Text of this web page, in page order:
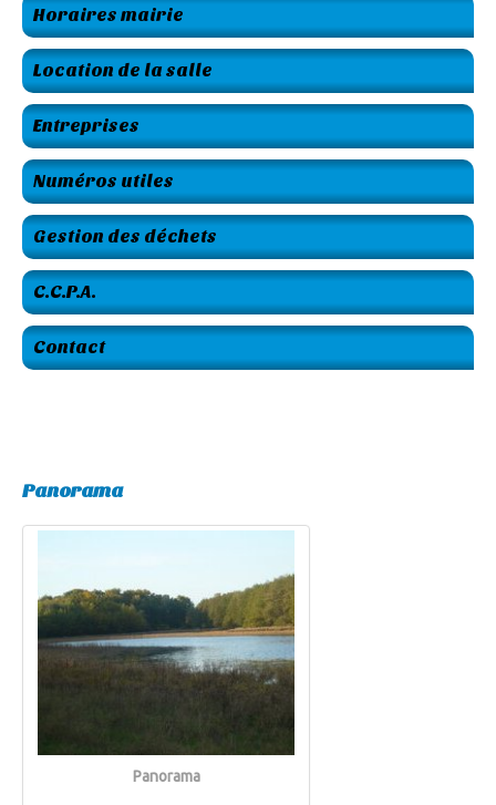
Horaires mairie
Location de la salle
Entreprises
Numéros utiles
Gestion des déchets
C.C.P.A.
Contact
Panorama
Panorama